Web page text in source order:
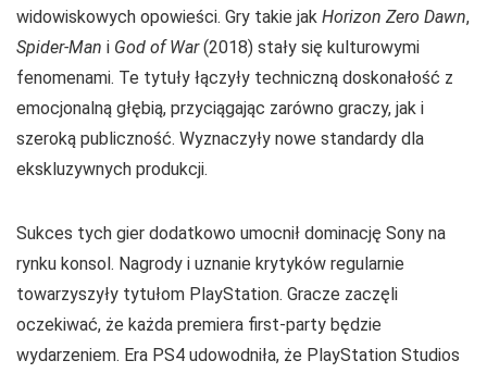
widowiskowych opowieści. Gry takie jak Horizon Zero Dawn,
Spider-Man i God of War(2018) stały się kulturowymi
fenomenami. Te tytuły łączyły techniczną doskonałość z
emocjonalną głębią, przyciągając zarówno graczy, jak i
szeroką publiczność. Wyznaczyły nowe standardy dla
ekskluzywnych produkcji.
Sukces tych gier dodatkowo umocnił dominację Sony na
rynku konsol. Nagrody i uznanie krytyków regularnie
towarzyszyły tytułom PlayStation. Gracze zaczęli
oczekiwać, że każda premiera first-party będzie
wydarzeniem. Era PS4 udowodniła, że PlayStation Studios